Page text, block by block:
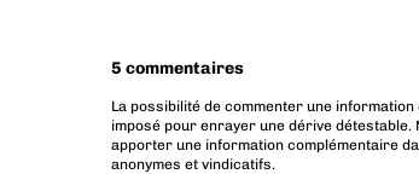
5 commentaires
La possibilité de commenter une
imposé pour enrayer une dérive
apporter une information complémentaire
anonymes et vindicatifs.